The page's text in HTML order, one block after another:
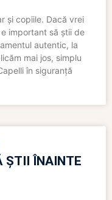
și copiile. Dacă vrei
important să știi de
autentic, la
mai jos, simplu
în siguranță
ȘTII ÎNAINTE